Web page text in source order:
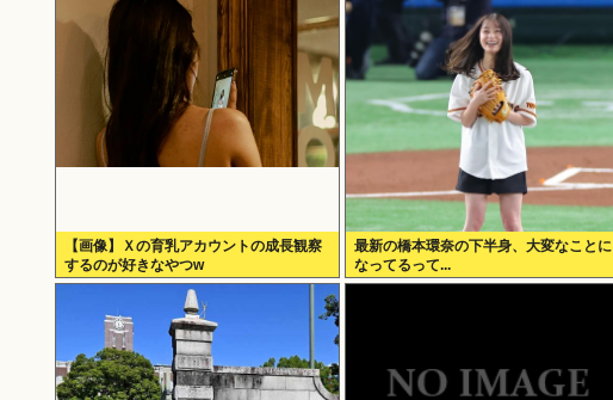
【画像】Ｘの育乳アカウントの成長観察
するのが好きなやつw
最新の橋本環奈の下半身、大変なことに
なってるって...